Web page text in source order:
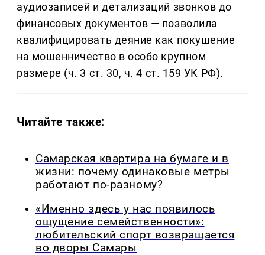
аудиозаписей и детализаций звонков до
финансовых документов — позволила
квалифицировать деяние как покушение
на мошенничество в особо крупном
размере (ч. 3 ст. 30, ч. 4 ст. 159 УК РФ).
Читайте также:
Самарская квартира на бумаге и в
жизни: почему одинаковые метры
работают по-разному?
«Именно здесь у нас появилось
ощущение семейственности»:
любительский спорт возвращается
во дворы Самары